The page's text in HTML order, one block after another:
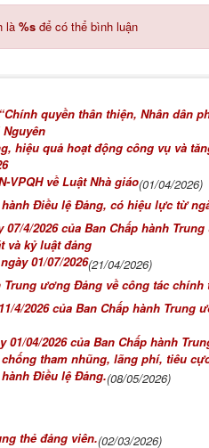
là %s để có thể bình luận
quyền thân thiện, Nhân dân
hiệu quả hoạt động công vụ và
VPQH về Luật Nhà giáo(01/04/2026)
Điều lệ Đảng, có hiệu lực từ
07/4/2026 của Ban Chấp hành
và kỷ luật đảng
01/07/2026(21/04/2026)
Trung ương Đảng về công tác
4/2026 của Ban Chấp hành
01/04/2026 của Ban Chấp hành
tham nhũng, lãng phí, tiêu
Điều lệ Đảng.(08/05/2026)
thẻ đảng viên.(02/03/2026)